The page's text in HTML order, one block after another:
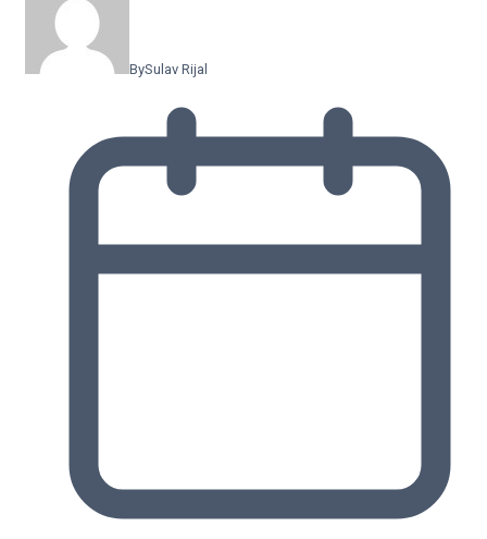
BySulav Rijal